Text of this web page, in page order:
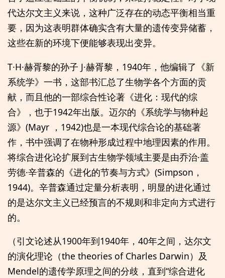
代达尔文主义来说，这种广泛存在的动态平衡相当重
要，因为这表明群体确实含有大量的遗传变异储蓄，
这些在新的环境下便能够表现出变异。
T·H·赫胥黎的孙子 J·赫胥黎，1940年，他编辑了《新
系统学》一书，这部书汇总了生物学各个方面的贡
献，而且他的一部综合性论著《进化：现代的综
合》，也于1942年出版。迈尔的《系统学与物种起
源》(Mayr ，1942)也是一本现代综合论的基础著
作，书中强调了在物种形成过程中地理因素的作用。
将综合进化论扩展到古生物学领域主要是由乔治·盖
劳德·辛普森的《进化的节奏与方式》(Simpson，
1944)。辛普森通过定量分析表明，明显的进化通过
的是达尔文主义已经预言的不规则和非定向方式进行
的。
（引文论述从1900年到1940年，40年之间，达尔文
的演化理论（the theories of Charles Darwin）及
Mendel的遗传学原理之间的分歧，直到“综合进化